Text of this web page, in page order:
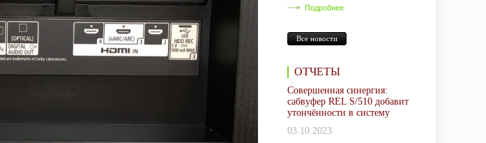
Подробнее
Все новости
ОТЧЕТЫ
Совершенная синергия:
сабвуфер REL S/510 добавит
утончённости в систему
03.10.2023